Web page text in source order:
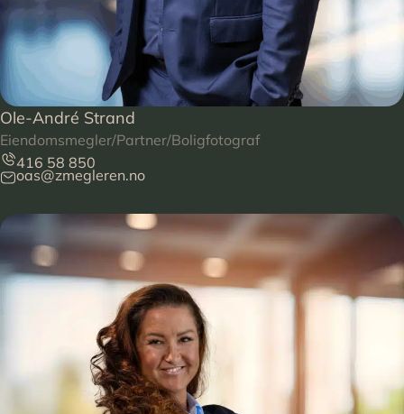
Ole-André Strand
Eiendomsmegler/Partner/Boligfotograf
416 58 850
oas@zmegleren.no